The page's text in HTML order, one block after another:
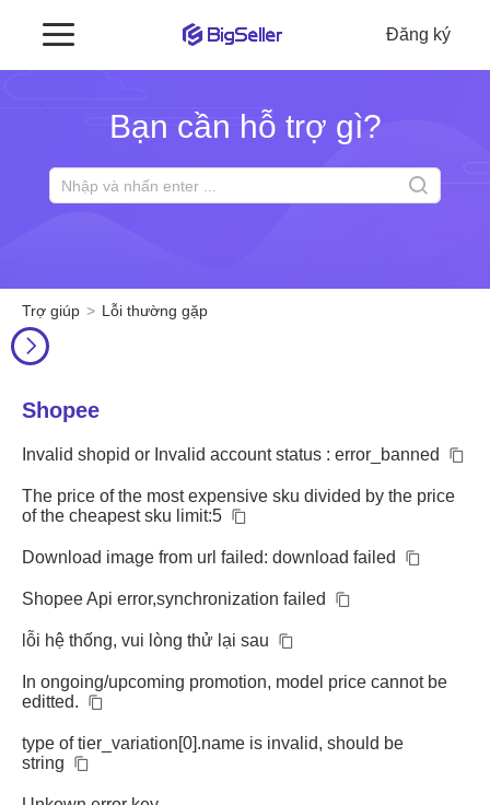
Đăng ký
Bạn cần hỗ trợ gì?
Trợ giúp Lỗi thường gặp
Shopee
Invalid shopid or Invalid account status : error_banned
The price of the most expensive sku divided by the price
of the cheapest sku limit:5
Download image from url failed: download failed
Shopee Api error,synchronization failed
lỗi hệ thống, vui lòng thử lại sau
In ongoing/upcoming promotion, model price cannot be
editted.
type of tier_variation[0].name is invalid, should be
string